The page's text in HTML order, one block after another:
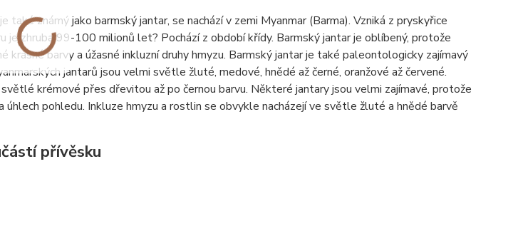
také známý jako barmský jantar, se nachází v zemi Myanmar (Barma). Vzniká z pryskyřice
je zhruba 99-100 milionů let? Pochází z období křídy. Barmský jantar je oblíbený, protože
krásné barvy a úžasné inkluzní druhy hmyzu. Barmský jantar je také paleontologicky zajímavý
jantarů jsou velmi světle žluté, medové, hnědé až černé, oranžové až červené.
krémové přes dřevitou až po černou barvu. Některé jantary jsou velmi zajímavé, protože
úhlech pohledu. Inkluze hmyzu a rostlin se obvykle nacházejí ve světle žluté a hnědé barvě
přívěsku